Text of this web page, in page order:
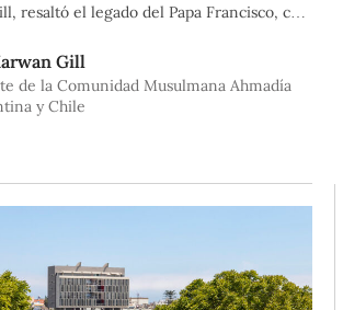
resaltó el legado del Papa Francisco, con
audiencias, y su compromiso por el
y entre religiones. Asimismo, señaló que
acciones y decisiones concretas.
Gill
de la Comunidad Musulmana Ahmadía
y Chile